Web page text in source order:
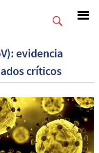
evidencia
críticos